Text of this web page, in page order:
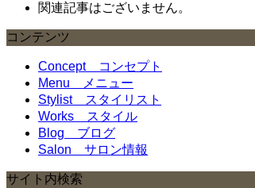
関連記事はございません。
コンテンツ
Concept
コンセプト
Menu
メニュー
Stylist
スタイリスト
Works
スタイル
Blog ブログ
Salon サロン情報
サイト内検索